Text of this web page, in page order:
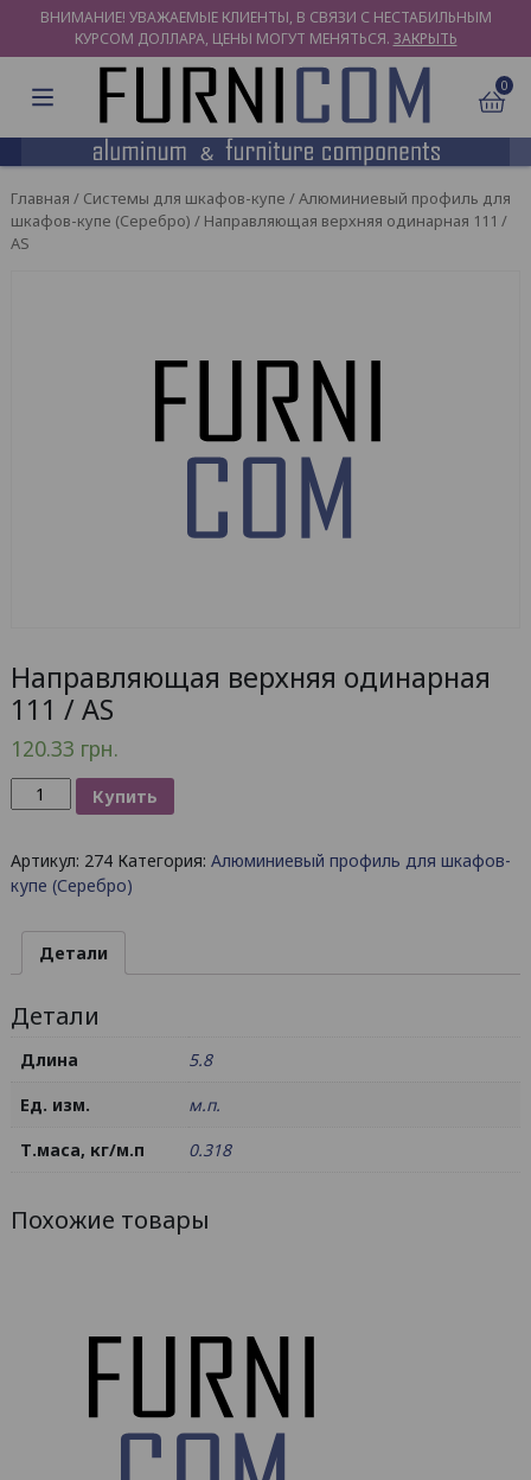
ВНИМАНИЕ! УВАЖАЕМЫЕ КЛИЕНТЫ, В СВЯЗИ С НЕСТАБИЛЬНЫМ
КУРСОМ ДОЛЛАРА, ЦЕНЫ МОГУТ МЕНЯТЬСЯ. ЗАКРЫТЬ
0
Главная / Системы для шкафов-купе /Алюминиевый профиль для
шкафов-купе (Серебро) / Направляющая верхняя одинарная 111 /
AS
Направляющая верхняя одинарная
111 / AS
120.33 грн.
Количество
товара
верхняя
одинарная
Купить
Артикул: 274 Категория: Алюминиевый профиль для шкафов-
купе (Серебро)
Детали
Детали
Длина
5.8
Ед. изм.
м.п.
Т.маса, кг/м.п
0.318
Похожие товары